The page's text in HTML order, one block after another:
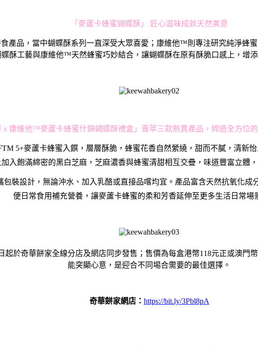
「麥蘆卡蜂蜜蝴蝶酥」 匠心滋味成就天然美意
產品，當中蝴蝶酥系列一直深受大眾喜愛；康維他™則專注研究純淨蜂
酥工藝與康維他™天然蜂蜜巧妙結合，讓蝴蝶酥在原有酥脆口感上，增
x 康維他™麥蘆卡蜂蜜什錦蝴蝶酥禮盒」薈萃三款熱賣產品，締造全方位
5+麥蘆卡蜂蜜入饌，層層酥脆，蜂蜜花香自然縈繞，甜而不膩，清新
入飽滿綿密的黑白芝麻，芝麻濃香與蜂蜜清甜相互交疊，味道豐富立體
裝設計，無論沖水、加入乳酪或直接品嚐均宜。產品富含天然抗氧化
便日常食用補充營養，讓麥蘆卡蜂蜜的柔和芳香延伸至更多生活日常場
於奇華餅家全線分店及網店同步發售；售價為每盒港幣118元正或澳門
能突顯心意，是迎合不同埸合需要的最佳選擇。
奇華餅家網店： https://bit.ly/3Pbl8pA